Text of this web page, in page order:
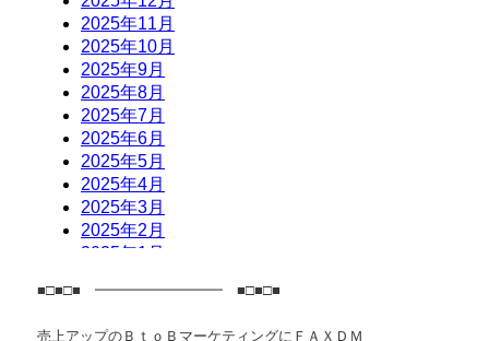
■□■□■ ━━━━━━━━━ ■□■□■
売上アップのＢｔｏＢマーケティングにＦＡＸＤＭ